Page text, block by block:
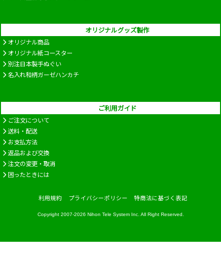
オリジナルグッズ製作
オリジナル商品
オリジナル紙コースター
別注日本製手ぬぐい
名入れ和柄ガーゼハンカチ
ご利用ガイド
ご注文について
送料・配送
お支払方法
返品および交換
注文の変更・取消
困ったときには
利用規約 プライバシーポリシー 特商法に基づく表記
Copyright 2007-2026 Nihon Tele System Inc. All Right Reserved.